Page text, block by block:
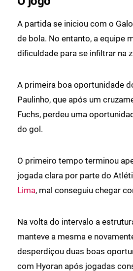
A partida se iniciou com o
de bola. No entanto, a equipe
dificuldade para se infiltrar na
A primeira boa oportunidade
Paulinho, que após um
Fuchs, perdeu uma
do gol.
O primeiro tempo terminou
jogada clara por parte do
Lima, mal conseguiu chegar
Na volta do intervalo a
manteve a mesma e
desperdiçou duas boas
com Hyoran após jogadas